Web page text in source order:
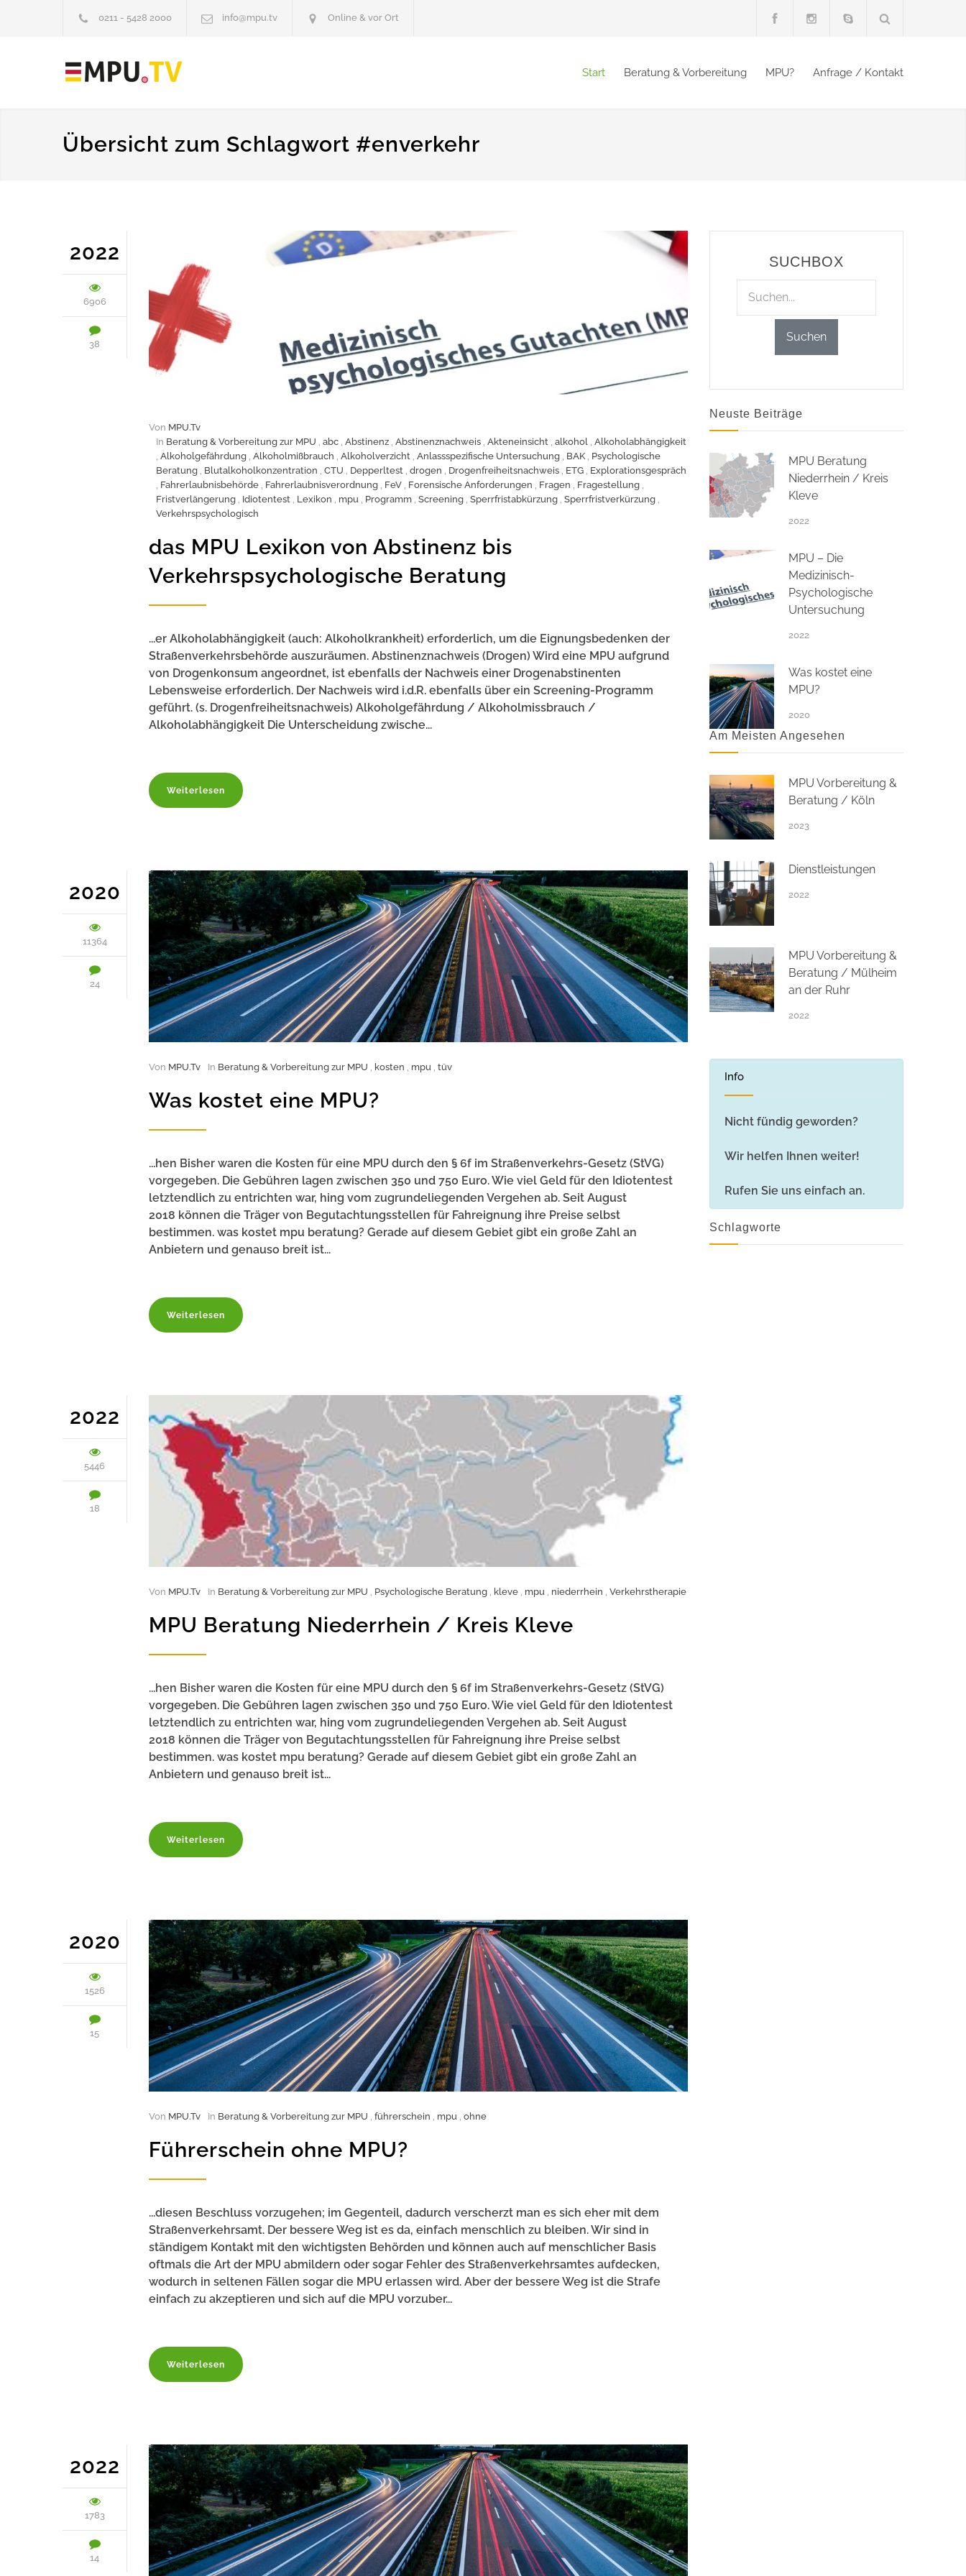
0211 - 5428 2000 info@mpu.tv Online & vor Ort
Start Beratung & Vorbereitung MPU? Anfrage / Kontakt
Übersicht zum Schlagwort #enverkehr
2022
6906
38
Von MPU.Tv
In Beratung & Vorbereitung zur MPU abc Abstinenz Abstinenznachweis Akteneinsicht alkohol
Alkoholabhängigkeit
Alkoholgefährdung Alkoholmißbrauch Alkoholverzicht Anlassspezifische Untersuchung BAK
Psychologische
Beratung
Blutalkoholkonzentration CTU Depperltest drogen Drogenfreiheitsnachweis ETG
Explorationsgespräch
Fahrerlaubnisbehörde Fahrerlaubnisverordnung FeV Forensische Anforderungen Fragen Fragestellung
Fristverlängerung
Idiotentest Lexikon mpu Programm Screening Sperrfristabkürzung Sperrfristverkürzung
Verkehrspsychologisch
das MPU Lexikon von Abstinenz bis
Verkehrspsychologische Beratung
...er Alkoholabhängigkeit (auch: Alkoholkrankheit) erforderlich, um die Eignungsbedenken der
Straßenverkehrsbehörde auszuräumen. Abstinenznachweis (Drogen) Wird eine MPU aufgrund
von Drogenkonsum angeordnet, ist ebenfalls der Nachweis einer Drogenabstinenten
Lebensweise erforderlich. Der Nachweis wird i.d.R. ebenfalls über ein Screening-Programm
geführt. (s. Drogenfreiheitsnachweis) Alkoholgefährdung / Alkoholmissbrauch /
Alkoholabhängigkeit Die Unterscheidung zwische...
Weiterlesen
2020
11364
24
Von MPU.Tv In Beratung & Vorbereitung zur MPU kosten mpu tüv
Was kostet eine MPU?
...hen Bisher waren die Kosten für eine MPU durch den § 6f im Straßenverkehrs-Gesetz (StVG)
vorgegeben. Die Gebühren lagen zwischen 350 und 750 Euro. Wie viel Geld für den Idiotentest
letztendlich zu entrichten war, hing vom zugrundeliegenden Vergehen ab. Seit August
2018 können die Träger von Begutachtungsstellen für Fahreignung ihre Preise selbst
bestimmen. was kostet mpu beratung? Gerade auf diesem Gebiet gibt ein große Zahl an
Anbietern und genauso breit ist...
Weiterlesen
2022
5446
18
Von MPU.Tv In Beratung & Vorbereitung zur MPU Psychologische Beratung kleve mpu niederrhein Verkehrstherapie
MPU Beratung Niederrhein / Kreis Kleve
...hen Bisher waren die Kosten für eine MPU durch den § 6f im Straßenverkehrs-Gesetz (StVG)
vorgegeben. Die Gebühren lagen zwischen 350 und 750 Euro. Wie viel Geld für den Idiotentest
letztendlich zu entrichten war, hing vom zugrundeliegenden Vergehen ab. Seit August
2018 können die Träger von Begutachtungsstellen für Fahreignung ihre Preise selbst
bestimmen. was kostet mpu beratung? Gerade auf diesem Gebiet gibt ein große Zahl an
Anbietern und genauso breit ist...
Weiterlesen
2020
1526
15
Von MPU.Tv In Beratung & Vorbereitung zur MPU führerschein mpu ohne
Führerschein ohne MPU?
...diesen Beschluss vorzugehen; im Gegenteil, dadurch verscherzt man es sich eher mit dem
Straßenverkehrsamt. Der bessere Weg ist es da, einfach menschlich zu bleiben. Wir sind in
ständigem Kontakt mit den wichtigsten Behörden und können auch auf menschlicher Basis
oftmals die Art der MPU abmildern oder sogar Fehler des Straßenverkehrsamtes aufdecken,
wodurch in seltenen Fällen sogar die MPU erlassen wird. Aber der bessere Weg ist die Strafe
einfach zu akzeptieren und sich auf die MPU vorzuber...
Weiterlesen
2022
1783
14
SUCHBOX
Neuste Beiträge
MPU Beratung
Niederrhein / Kreis
Kleve
2022
MPU – Die
Medizinisch-
Psychologische
Untersuchung
2022
Was kostet eine
MPU?
2020
Am Meisten Angesehen
MPU Vorbereitung &
Beratung / Köln
2023
Dienstleistungen
2022
MPU Vorbereitung &
Beratung / Mülheim
an der Ruhr
2022
Info
Nicht fündig geworden?
Wir helfen Ihnen weiter!
Rufen Sie uns einfach an.
Schlagworte